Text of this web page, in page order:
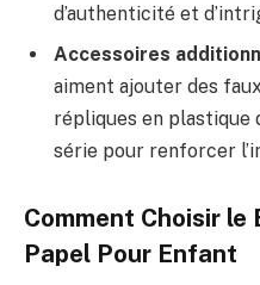
d’authenticité et
Accessoires
aiment ajouter des
répliques en plastique
série pour renforcer
Comment Choisir le
Papel Pour Enfant